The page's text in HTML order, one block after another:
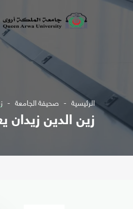
الرئيسية صحيفة الجامعة
زين الدين